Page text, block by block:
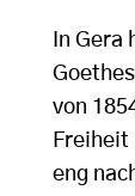
In
von
Freiheit
eng